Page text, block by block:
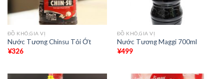
ĐỒ KHÔ,GIA VỊ
Nước Tương Chinsu Tỏi Ớt
¥326
ĐỒ KHÔ,GIA VỊ
Nước Tương Maggi 700ml
¥499